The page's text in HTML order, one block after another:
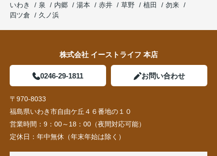
いわき
泉 内郷 湯本 赤井 草野 植田
勿来
四ツ倉
久ノ浜
株式会社 イーストライフ 本店
0246-29-1811 お問い合わせ
〒970-8033
福島県いわき市自由ケ丘４６番地の１０
営業時間： 9：00～18：00（夜間対応可能）
定休日： 年中無休（年末年始は除く）